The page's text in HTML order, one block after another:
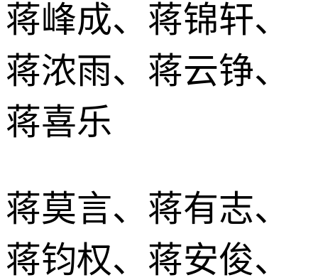
蒋峰成、蒋锦轩、
蒋浓雨、蒋云铮、
蒋喜乐
蒋莫言、蒋有志、
蒋钧权、蒋安俊、